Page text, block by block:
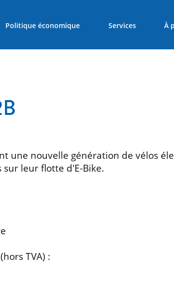
Politique économique Services À
une nouvelle génération de vélos
sur leur flotte d'E-Bike.
TVA) :